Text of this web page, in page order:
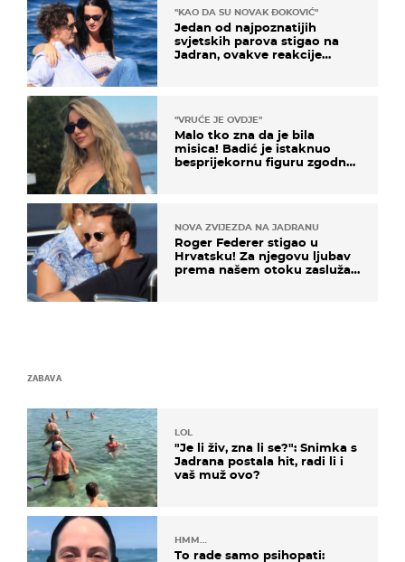
"KAO DA SU NOVAK ĐOKOVIĆ"
Jedan od najpoznatijih
svjetskih parova stigao na
Jadran, ovakve reakcije
"VRUĆE JE OVDJE"
Malo tko zna da je bila
misica! Badić je istaknuo
besprijekornu figuru zgodne
NOVA ZVIJEZDA NA JADRANU
Roger Federer stigao u
Hrvatsku! Za njegovu ljubav
prema našem otoku zaslužan
ZABAVA
LOL
"Je li živ, zna li se?": Snimka s
Jadrana postala hit, radi li i
vaš muž ovo?
HMM…
To rade samo psihopati: